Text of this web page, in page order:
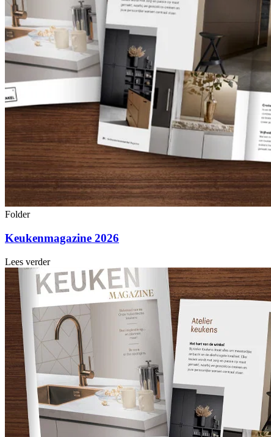
Folder
Keukenmagazine 2026
Lees verder